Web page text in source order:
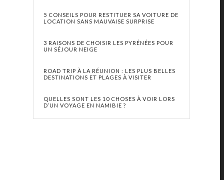
5 CONSEILS POUR RESTITUER SA VOITURE DE
LOCATION SANS MAUVAISE SURPRISE
3 RAISONS DE CHOISIR LES PYRÉNÉES POUR
UN SÉJOUR NEIGE
ROAD TRIP À LA RÉUNION : LES PLUS BELLES
DESTINATIONS ET PLAGES À VISITER
QUELLES SONT LES 10 CHOSES À VOIR LORS
D’UN VOYAGE EN NAMIBIE ?